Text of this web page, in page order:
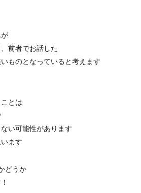
前者でお話した
ものとなっていると考えます
とは
い可能性があります
ます
どうか